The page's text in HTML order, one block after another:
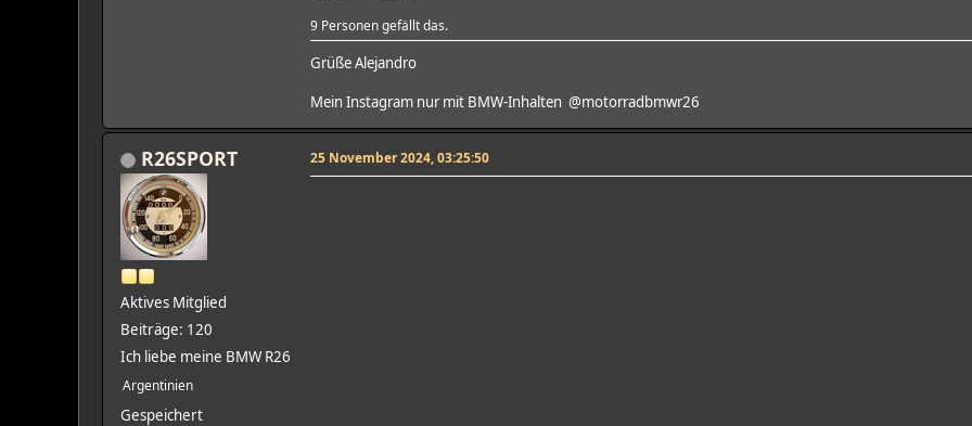
9 Personen gefällt das.
Grüße Alejandro
Mein Instagram nur mit BMW-Inhalten @motorradbmwr26
R26SPORT
Aktives Mitglied
Beiträge: 120
Ich liebe meine BMW R26
Argentinien
Gespeichert
25 November 2024, 03:25:50